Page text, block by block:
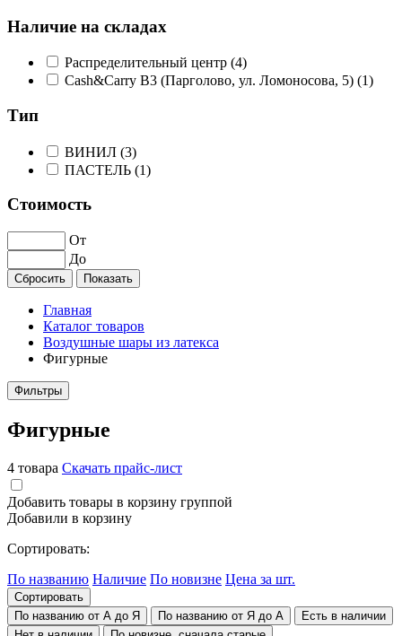
Наличие на складах
Распределительный центр (4)
Cash&Carry B3 (Парголово, ул. Ломоносова, 5) (1)
Тип
ВИНИЛ (3)
ПАСТЕЛЬ (1)
Стоимость
От
До
Главная
Каталог товаров
Воздушные шары из латекса
Фигурные
Фильтры
Фигурные
4 товара Скачать прайс-лист
Добавить товары в корзину группой
Добавили в корзину
Сортировать:
По названию Наличие По новизне Цена за шт.
Сортировать
По названию от А до Я
По названию от Я до А
Есть в наличии